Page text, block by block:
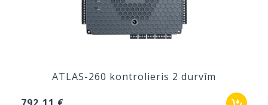
ATLAS-260 kontrolieris 2 durvīm